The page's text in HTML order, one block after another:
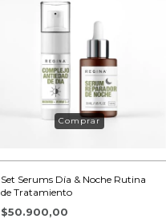
Set Serums Día & Noche Rutina
de Tratamiento
$50.900,00